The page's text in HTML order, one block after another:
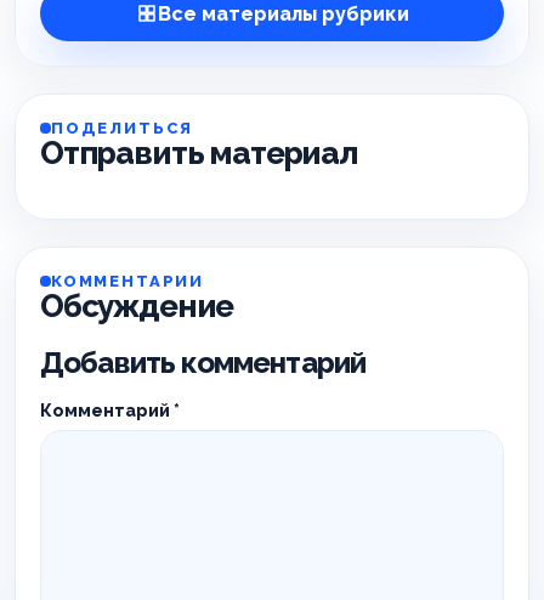
Все материалы рубрики
ПОДЕЛИТЬСЯ
Отправить материал
КОММЕНТАРИИ
Обсуждение
Добавить комментарий
Комментарий *